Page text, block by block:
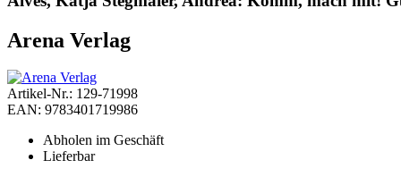
Arena Verlag
Artikel-Nr.: 129-71998
EAN: 9783401719986
Abholen im Geschäft
Lieferbar